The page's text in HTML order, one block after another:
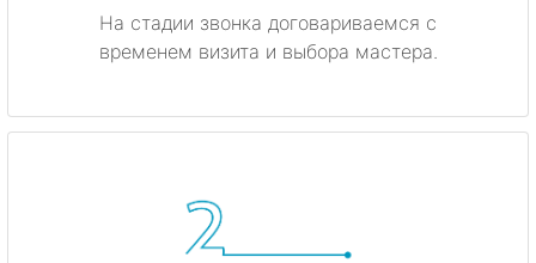
На стадии звонка договариваемся с
временем визита и выбора мастера.